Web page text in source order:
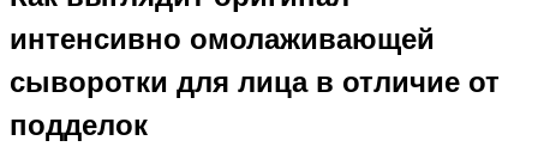
интенсивно омолаживающей
сыворотки для лица в отличие от
подделок